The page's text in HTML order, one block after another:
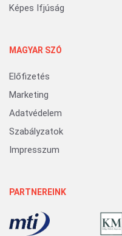
Képes Ifjúság
MAGYAR SZÓ
Előfizetés
Marketing
Adatvédelem
Szabályzatok
Impresszum
PARTNEREINK